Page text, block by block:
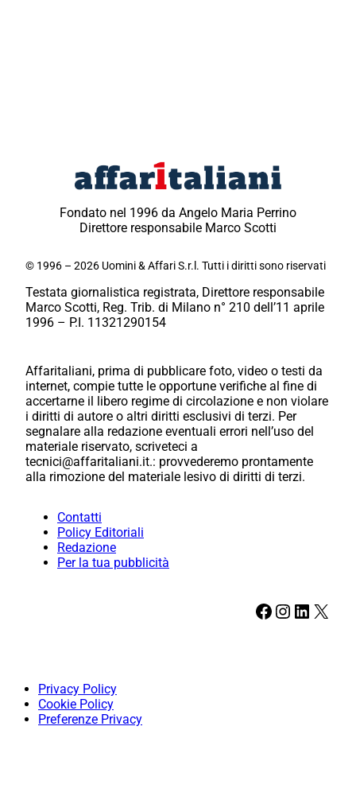
Fondato nel 1996 da Angelo Maria Perrino
Direttore responsabile Marco Scotti
© 1996 – 2026 Uomini & Affari S.r.l. Tutti i diritti sono riservati
Testata giornalistica registrata, Direttore responsabile
Marco Scotti, Reg. Trib. di Milano n° 210 dell’11 aprile
1996 – P.I. 11321290154
Affaritaliani, prima di pubblicare foto, video o testi da
internet, compie tutte le opportune verifiche al fine di
accertarne il libero regime di circolazione e non violare
i diritti di autore o altri diritti esclusivi di terzi. Per
segnalare alla redazione eventuali errori nell’uso del
materiale riservato, scriveteci a
tecnici@affaritaliani.it.: provvederemo prontamente
alla rimozione del materiale lesivo di diritti di terzi.
Contatti
Policy Editoriali
Redazione
Per la tua pubblicità
Facebook Instagram LinkedIn X
Privacy Policy
Cookie Policy
Preferenze Privacy